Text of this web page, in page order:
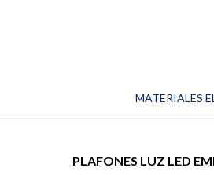
MATERIALES
PLAFONES LUZ LED